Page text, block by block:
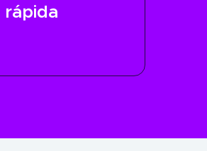
rápida